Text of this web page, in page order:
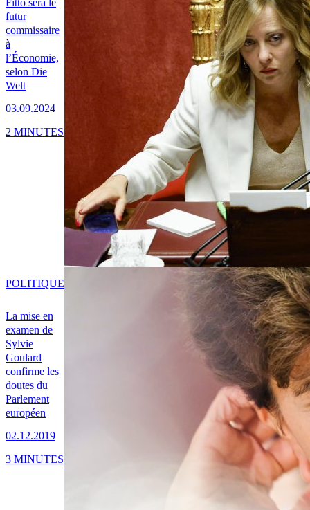
Fitto sera le
futur
commissaire
à
l’Économie,
selon Die
Welt
03.09.2024
2 MINUTES
La mise en
examen de
Sylvie
Goulard
confirme les
doutes du
Parlement
européen
02.12.2019
POLITIQUE
3 MINUTES